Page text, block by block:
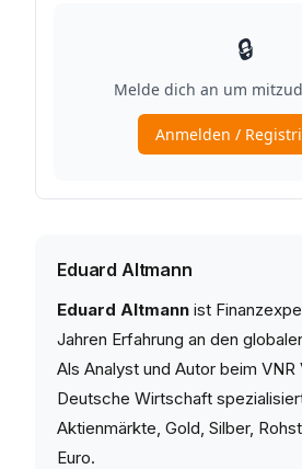
Eduard Altmann
Eduard Altmann ist
Jahren Erfahrung an den
Als Analyst und Autor beim VNR
Deutsche Wirtschaft
Aktienmärkte, Gold, Silber,
Euro.